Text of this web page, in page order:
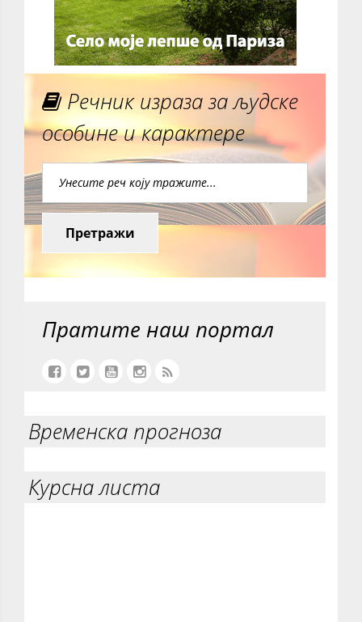
Речник израза за људске
особине и карактере
Претражи
Пратите наш портал
Временска прогноза
Курсна листа